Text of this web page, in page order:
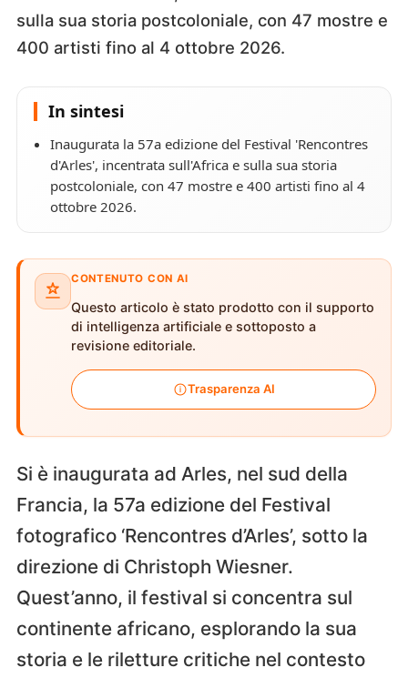
sulla sua storia postcoloniale, con 47 mostre e
400 artisti fino al 4 ottobre 2026.
In sintesi
Inaugurata la 57a edizione del Festival 'Rencontres
d'Arles', incentrata sull'Africa e sulla sua storia
postcoloniale, con 47 mostre e 400 artisti fino al 4
ottobre 2026.
CONTENUTO CON AI
Questo articolo è stato prodotto con il supporto
di intelligenza artificiale e sottoposto a
revisione editoriale.
Trasparenza AI
Si è inaugurata ad Arles, nel sud della
Francia, la 57a edizione del Festival
fotografico ‘Rencontres d’Arles’, sotto la
direzione di Christoph Wiesner.
Quest’anno, il festival si concentra sul
continente africano, esplorando la sua
storia e le riletture critiche nel contesto